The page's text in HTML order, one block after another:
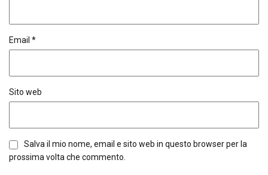
Email *
Sito web
Salva il mio nome, email e sito web in questo browser per la
prossima volta che commento.